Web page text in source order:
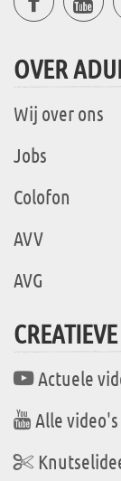
OVER
Wij over ons
Jobs
Colofon
AVV
AVG
Actuele
Alle video's